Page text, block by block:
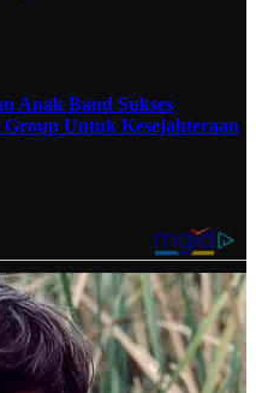
Anak Band Sukses
Untuk Kesejahteraan